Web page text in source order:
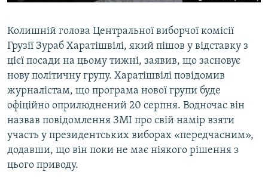
Усі сайти RFE/RL
Колишній голова Центральної виборчої комісії
Грузії Зураб Харатішвілі, який пішов у відставку з
цієї посади на цьому тижні, заявив, що засновує
нову політичну групу. Харатішвілі повідомив
журналістам, що програма нової групи буде
офіційно оприлюднений 20 серпня. Водночас він
назвав повідомлення ЗМІ про свій намір взяти
участь у президентських виборах «передчасним»,
додавши, що він поки не має ніякого рішення з
цього приводу.